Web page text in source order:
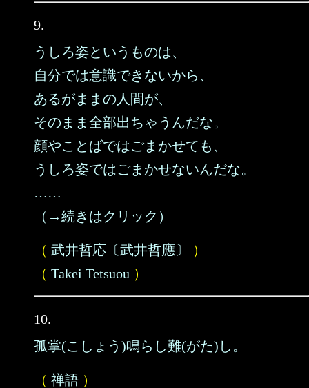
9.
うしろ姿というものは、
自分では意識できないから、
あるがままの人間が、
そのまま全部出ちゃうんだな。
顔やことばではごまかせても、
うしろ姿ではごまかせないんだな。
……
（→続きはクリック）
（ 武井哲応〔武井哲應〕
）
（ Takei Tetsuou ）
10.
孤掌(こしょう)鳴らし難(がた)し。
（ 禅語 ）